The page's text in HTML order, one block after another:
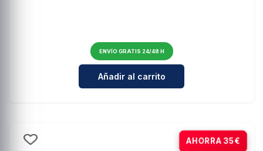
ENVÍO GRATIS 24/48 H
Cantidad para Samsung
Añadir al carrito
AHORRA 35€
-25%